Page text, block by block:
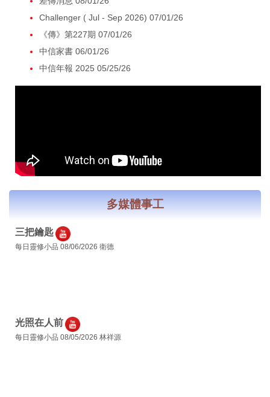
Challenger ( Jul - Sep 2026) 07/01/26
《傳》第227期 07/01/26
中信家書 06/01/26
中信年報 2025 05/25/26
多媒體事工
三把鑰匙
每日靈修小品 08/06/2026 衛德
光照在人前
每日靈修小品 08/05/2026 林祥源